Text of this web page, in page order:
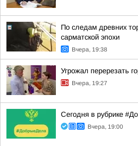
По следам древних
сарматской эпохи
Вчера, 19:38
Угрожал перерезать
Вчера, 19:27
Сегодня в рубрике
Вчера, 19:00